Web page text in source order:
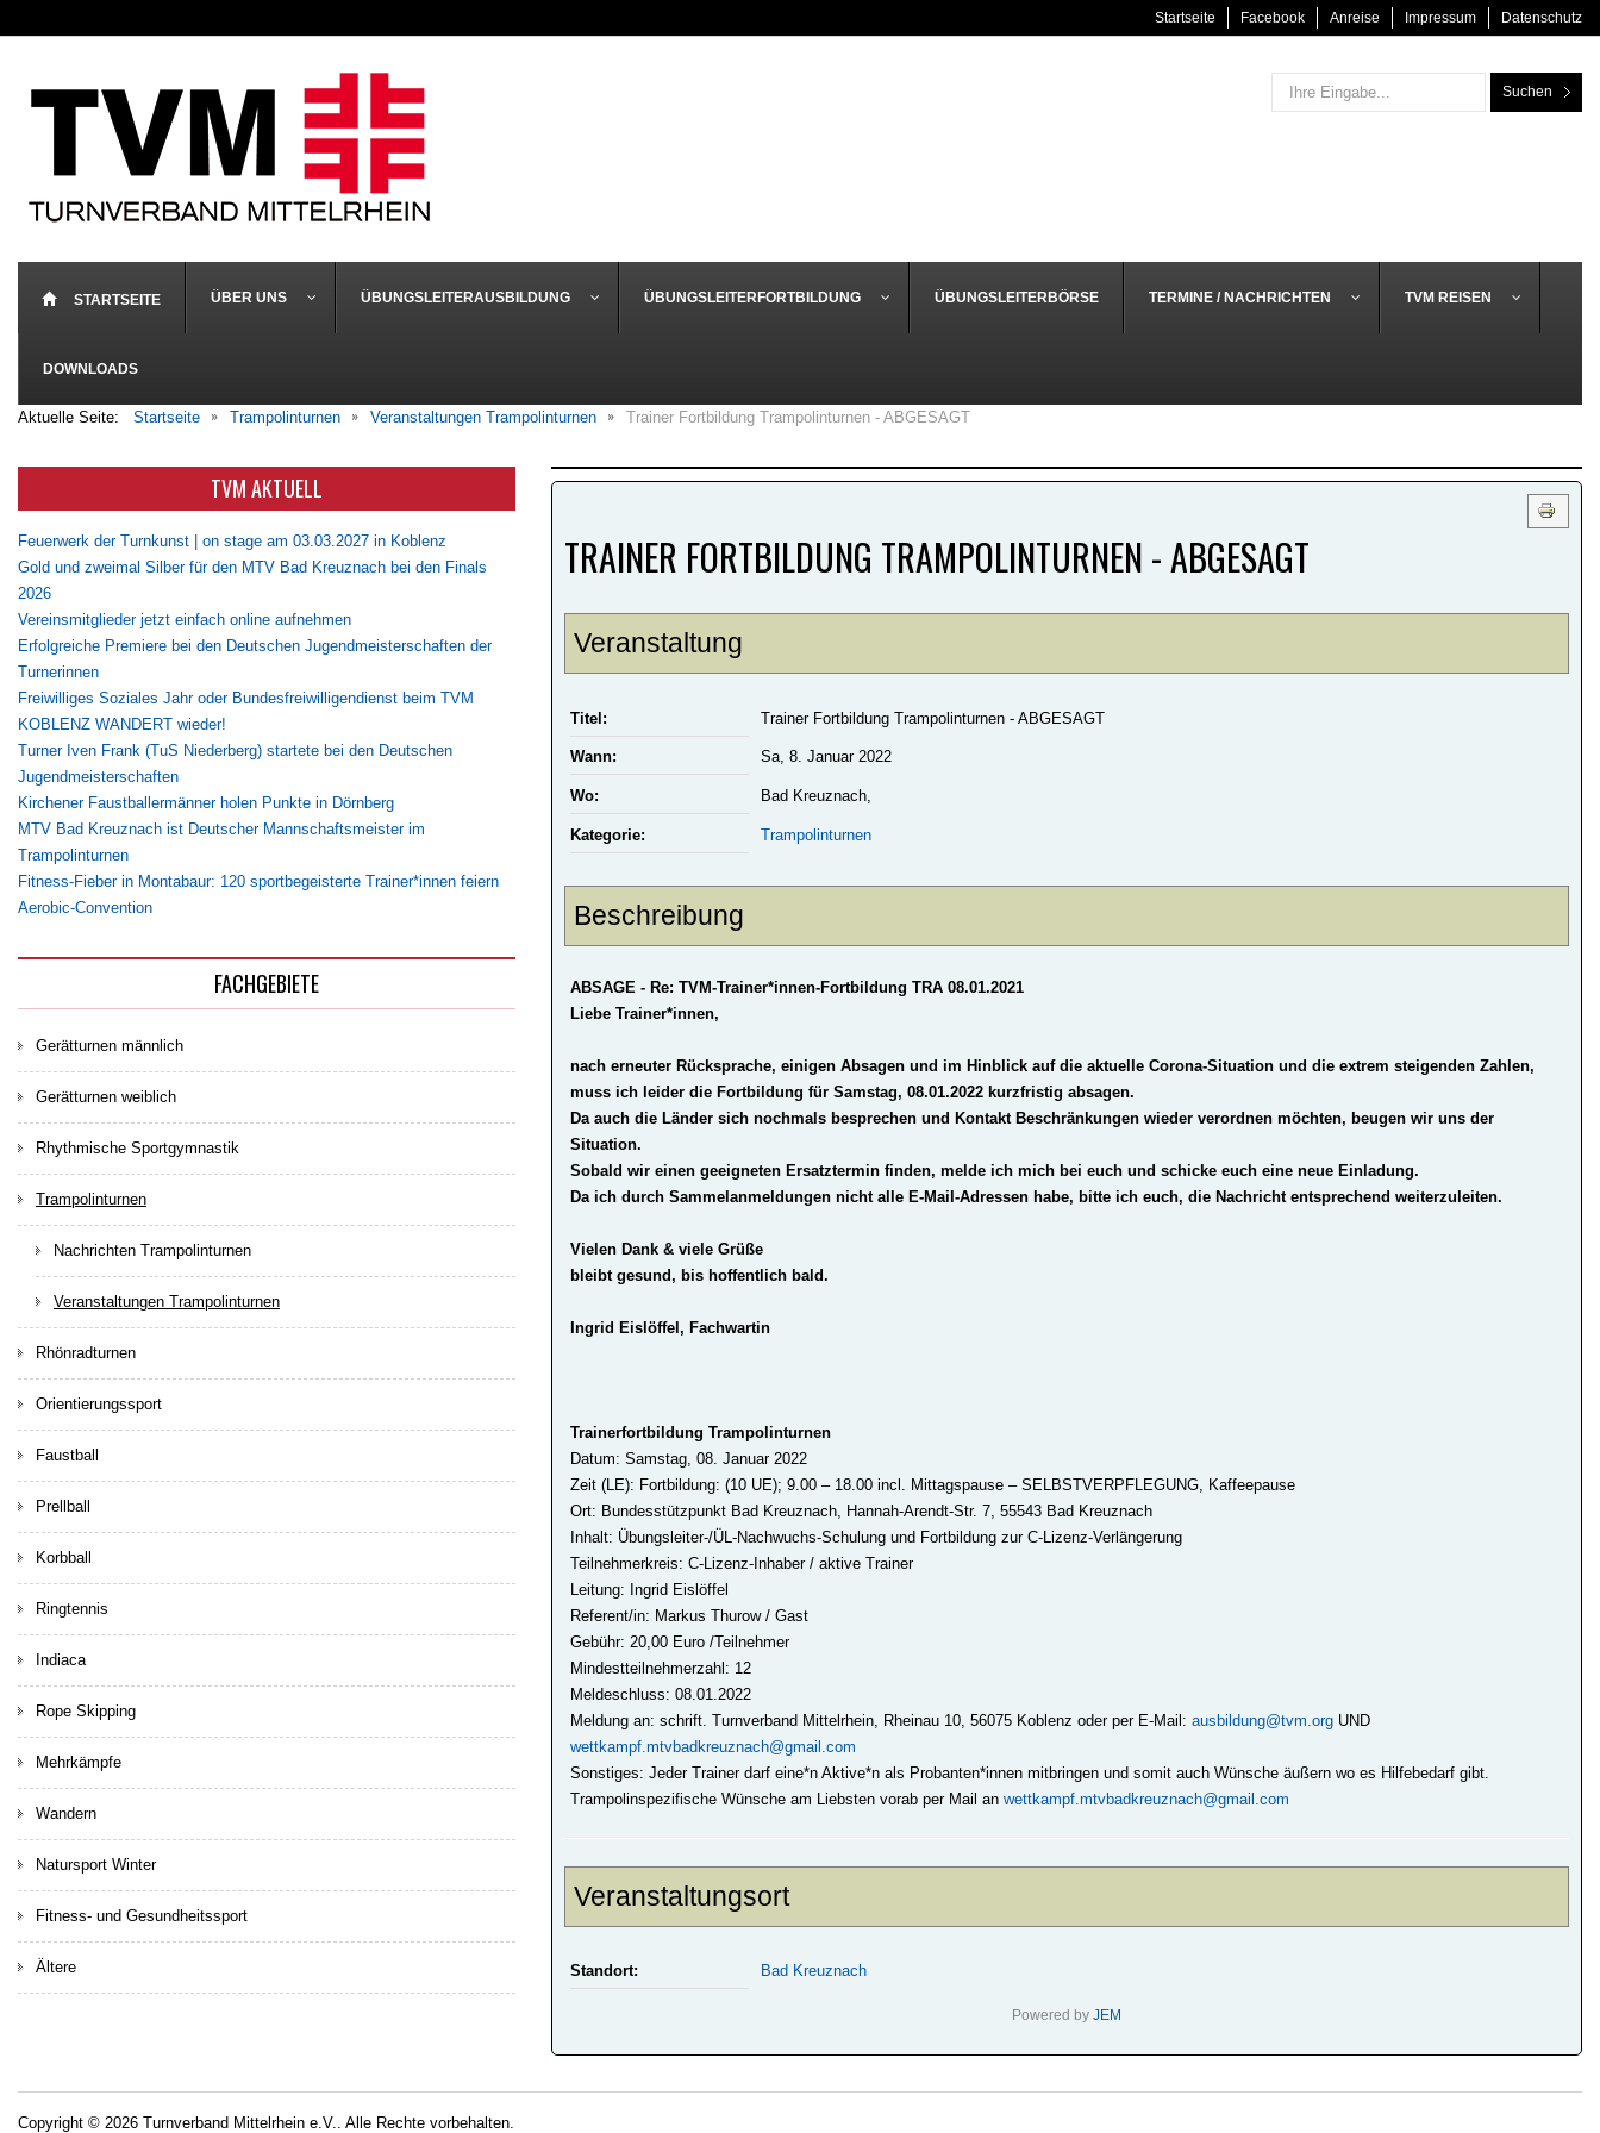
Startseite Facebook Anreise Impressum Datenschutz
Suchen
STARTSEITE ÜBER UNS ÜBUNGSLEITERAUSBILDUNG ÜBUNGSLEITERFORTBILDUNG ÜBUNGSLEITERBÖRSE TERMINE / NACHRICHTEN TVM REISEN
DOWNLOADS
Aktuelle Seite: Startseite Trampolinturnen Veranstaltungen Trampolinturnen Trainer Fortbildung Trampolinturnen - ABGESAGT
TRAINER FORTBILDUNG TRAMPOLINTURNEN - ABGESAGT
Veranstaltung
Titel: Trainer Fortbildung Trampolinturnen - ABGESAGT
Wann: Sa, 8. Januar 2022
Wo: Bad Kreuznach,
Kategorie: Trampolinturnen
Beschreibung
ABSAGE - Re: TVM-Trainer*innen-Fortbildung TRA 08.01.2021
Liebe Trainer*innen,
nach erneuter Rücksprache, einigen Absagen und im Hinblick auf die aktuelle Corona-Situation und die extrem steigenden Zahlen,
muss ich leider die Fortbildung für Samstag, 08.01.2022 kurzfristig absagen.
Da auch die Länder sich nochmals besprechen und Kontakt Beschränkungen wieder verordnen möchten, beugen wir uns der
Situation.
Sobald wir einen geeigneten Ersatztermin finden, melde ich mich bei euch und schicke euch eine neue Einladung.
Da ich durch Sammelanmeldungen nicht alle E-Mail-Adressen habe, bitte ich euch, die Nachricht entsprechend weiterzuleiten.
Vielen Dank & viele Grüße
bleibt gesund, bis hoffentlich bald.
Ingrid Eislöffel, Fachwartin
Trainerfortbildung Trampolinturnen
Datum: Samstag, 08. Januar 2022
Zeit (LE): Fortbildung: (10 UE); 9.00 – 18.00 incl. Mittagspause – SELBSTVERPFLEGUNG, Kaffeepause
Ort: Bundesstützpunkt Bad Kreuznach, Hannah-Arendt-Str. 7, 55543 Bad Kreuznach
Inhalt: Übungsleiter-/ÜL-Nachwuchs-Schulung und Fortbildung zur C-Lizenz-Verlängerung
Teilnehmerkreis: C-Lizenz-Inhaber / aktive Trainer
Leitung: Ingrid Eislöffel
Referent/in: Markus Thurow / Gast
Gebühr: 20,00 Euro /Teilnehmer
Mindestteilnehmerzahl: 12
Meldeschluss: 08.01.2022
Meldung an: schrift. Turnverband Mittelrhein, Rheinau 10, 56075 Koblenz oder per E-Mail: ausbildung@tvm.org UND
wettkampf.mtvbadkreuznach@gmail.com
Sonstiges: Jeder Trainer darf eine*n Aktive*n als Probanten*innen mitbringen und somit auch Wünsche äußern wo es Hilfebedarf gibt.
Trampolinspezifische Wünsche am Liebsten vorab per Mail an wettkampf.mtvbadkreuznach@gmail.com
Veranstaltungsort
Standort: Bad Kreuznach
Powered by JEM
TVM AKTUELL
Feuerwerk der Turnkunst | on stage am 03.03.2027 in Koblenz
Gold und zweimal Silber für den MTV Bad Kreuznach bei den Finals
2026
Vereinsmitglieder jetzt einfach online aufnehmen
Erfolgreiche Premiere bei den Deutschen Jugendmeisterschaften der
Turnerinnen
Freiwilliges Soziales Jahr oder Bundesfreiwilligendienst beim TVM
KOBLENZ WANDERT wieder!
Turner Iven Frank (TuS Niederberg) startete bei den Deutschen
Jugendmeisterschaften
Kirchener Faustballermänner holen Punkte in Dörnberg
MTV Bad Kreuznach ist Deutscher Mannschaftsmeister im
Trampolinturnen
Fitness-Fieber in Montabaur: 120 sportbegeisterte Trainer*innen feiern
Aerobic-Convention
FACHGEBIETE
Gerätturnen männlich
Gerätturnen weiblich
Rhythmische Sportgymnastik
Trampolinturnen
Nachrichten Trampolinturnen
Veranstaltungen Trampolinturnen
Rhönradturnen
Orientierungssport
Faustball
Prellball
Korbball
Ringtennis
Indiaca
Rope Skipping
Mehrkämpfe
Wandern
Natursport Winter
Fitness- und Gesundheitssport
Ältere
Copyright © 2026 Turnverband Mittelrhein e.V.. Alle Rechte vorbehalten.